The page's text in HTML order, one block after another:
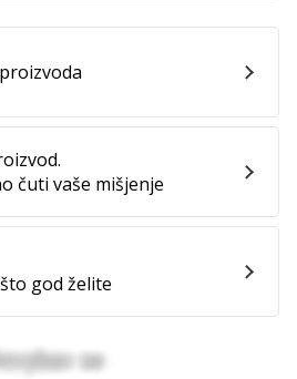
čuti vaše mišjenje
god želite